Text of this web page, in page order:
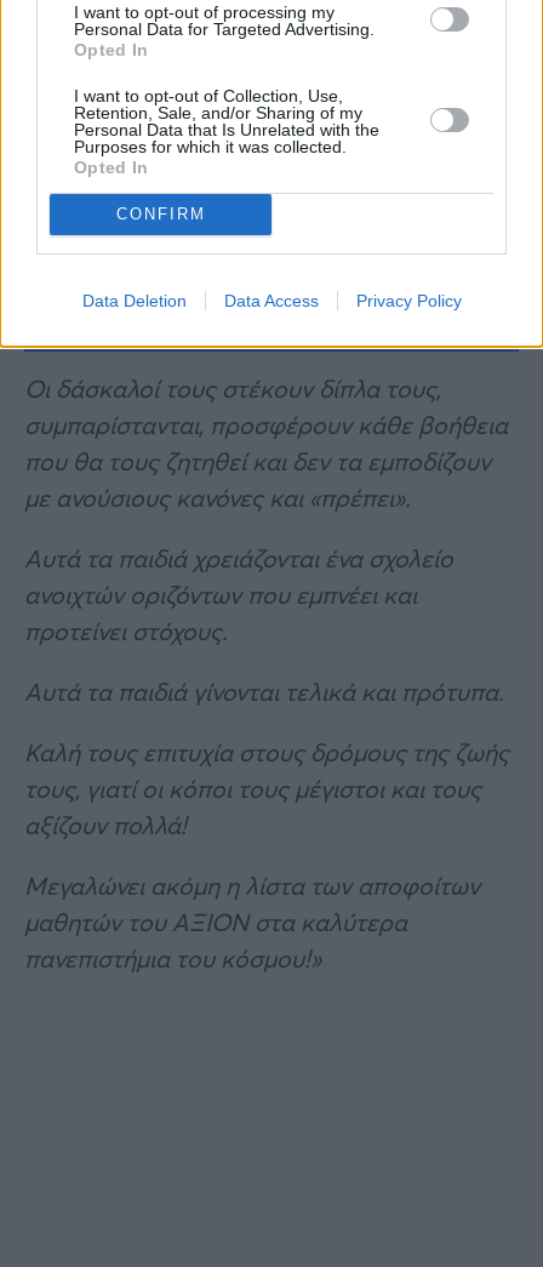
I want to opt-out of processing my
Personal Data for Targeted Advertising.
Opted In
I want to opt-out of Collection, Use,
Retention, Sale, and/or Sharing of my
Personal Data that Is Unrelated with the
Purposes for which it was collected.
Opted In
CONFIRM
Data Deletion Data Access Privacy Policy
Συνεντεύξεις 18/11/2025
Δήμητρα Δερζέκου: «Λέω τη δική μου
αλήθεια»
Συνεντεύξεις 18/11/2025
Τζεφ Μοντάνα: «Κανένας δεν μπορεί
να σου πει ποιος είσαι»
Οι δάσκαλοί τους στέκουν δίπλα τους,
συμπαρίστανται, προσφέρουν κάθε βοήθεια
που θα τους ζητηθεί και δεν τα εμποδίζουν
με ανούσιους κανόνες και «πρέπει».
Αυτά τα παιδιά χρειάζονται ένα σχολείο
ανοιχτών οριζόντων που εμπνέει και
προτείνει στόχους.
Αυτά τα παιδιά γίνονται τελικά και πρότυπα.
Καλή τους επιτυχία στους δρόμους της ζωής
τους, γιατί οι κόποι τους μέγιστοι και τους
αξίζουν πολλά!
Μεγαλώνει ακόμη η λίστα των αποφοίτων
μαθητών του ΑΞΙΟΝ στα καλύτερα
πανεπιστήμια του κόσμου!»